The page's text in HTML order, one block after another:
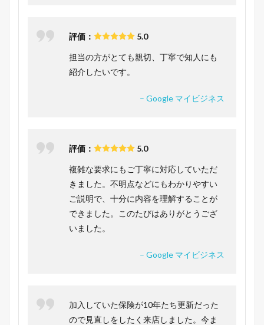
評価： 5.0
担当の方がとても親切、丁寧で知人にも
紹介したいです。
– Google マイビジネス
評価： 5.0
複雑な要求にもご丁寧に対応していただ
きました。不明点などにもわかりやすい
ご説明で、十分に内容を理解することが
できました。このたびはありがとうござ
いました。
– Google マイビジネス
加入していた保険が10年たち更新だった
ので見直しをしたく来店しました。今ま